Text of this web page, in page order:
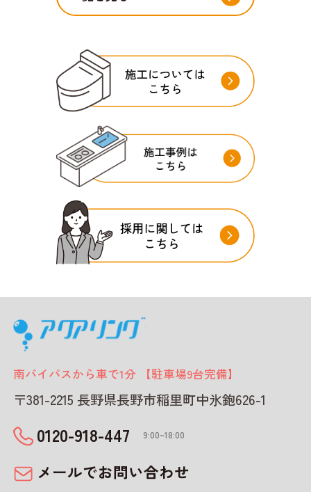
南バイパスから車で1分 【駐車場9台完備】
〒381-2215 長野県長野市稲里町中氷鉋626-1
0120-918-447 9:00~18:00
メールでお問い合わせ